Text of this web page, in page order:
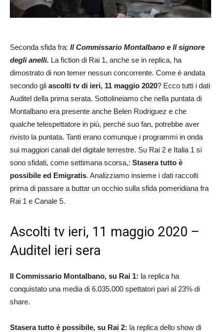
Seconda sfida fra: Il Commissario Montalbano e Il signore
degli anelli. La fiction di Rai 1, anche se in replica, ha
dimostrato di non temer nessun concorrente. Come è andata
secondo gli ascolti tv di ieri, 11 maggio 2020? Ecco tutti i dati
Auditel della prima serata. Sottolineiamo che nella puntata di
Montalbano era presente anche Belen Rodriguez e che
qualche telespettatore in più, perché suo fan, potrebbe aver
rivisto la puntata. Tanti erano comunque i programmi in onda
sui maggiori canali del digitale terrestre. Su Rai 2 e Italia 1 si
sono sfidati, come settimana scorsa,: Stasera tutto è
possibile ed Emigratis. Analizziamo insieme i dati raccolti
prima di passare a buttar un occhio sulla sfida pomeridiana fra
Rai 1 e Canale 5.
Ascolti tv ieri, 11 maggio 2020 –
Auditel ieri sera
Il Commissario Montalbano, su Rai 1: la replica ha
conquistato una media di 6.035.000 spettatori pari al 23% di
share.
Stasera tutto è possibile, su Rai 2: la replica dello show di